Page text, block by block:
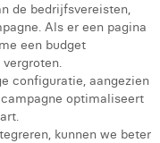
de bedrijfsvereisten,
Als er een pagina
een budget
configuratie, aangezien
optimaliseert
kunnen we beter